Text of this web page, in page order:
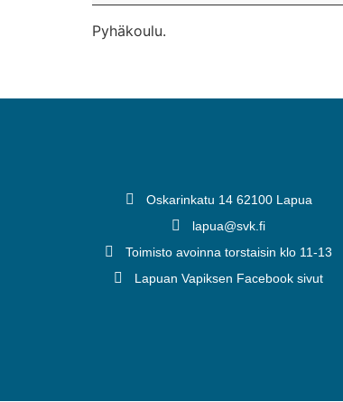
Pyhäkoulu.
Oskarinkatu 14 62100 Lapua
lapua@svk.fi
Toimisto avoinna torstaisin klo 11-13
Lapuan Vapiksen Facebook sivut